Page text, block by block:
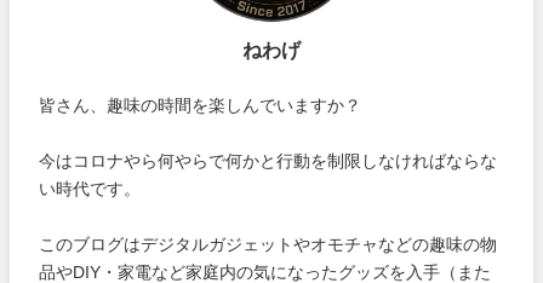
ねわげ
皆さん、趣味の時間を楽しんでいますか？
今はコロナやら何やらで何かと行動を制限しなければならな
い時代です。
このブログはデジタルガジェットやオモチャなどの趣味の物
品やDIY・家電など家庭内の気になったグッズを入手（また